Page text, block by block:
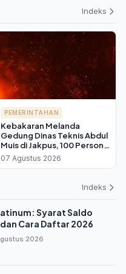
Indeks
PEMERINTAHAN
Kebakaran Melanda
Gedung Dinas Teknis Abdul
Muis di Jakpus, 100 Personel
Damkar Diterjunkan
07 Agustus 2026
Indeks
Syarat Saldo
Cara Daftar 2026
2026